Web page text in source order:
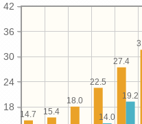
18
24
30
36
42
27.4
22.5
18.0
15.4
14.7
19.2
14.0